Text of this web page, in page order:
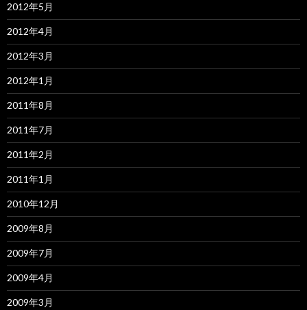
2012年5月
2012年4月
2012年3月
2012年1月
2011年8月
2011年7月
2011年2月
2011年1月
2010年12月
2009年8月
2009年7月
2009年4月
2009年3月